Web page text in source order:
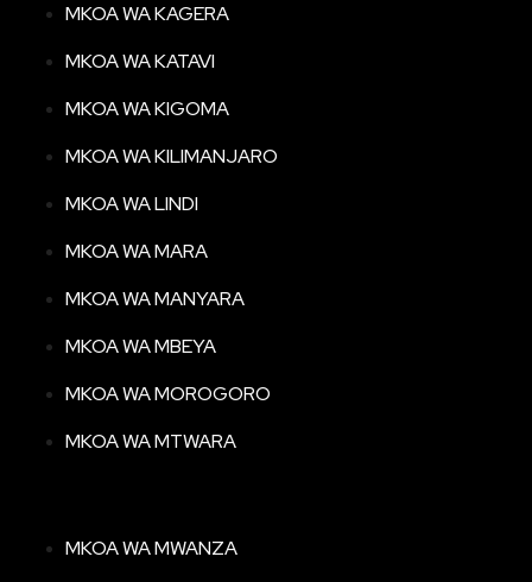
MKOA WA KAGERA
MKOA WA KATAVI
MKOA WA KIGOMA
MKOA WA KILIMANJARO
MKOA WA LINDI
MKOA WA MARA
MKOA WA MANYARA
MKOA WA MBEYA
MKOA WA MOROGORO
MKOA WA MTWARA
MKOA WA MWANZA